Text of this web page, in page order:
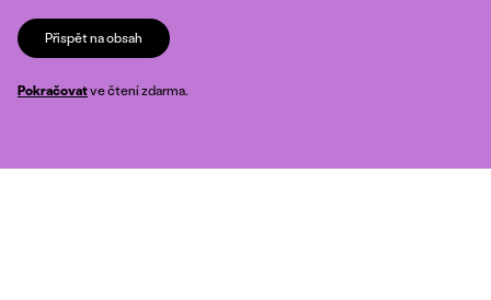
Přispět na obsah
Pokračovatve čtení zdarma.